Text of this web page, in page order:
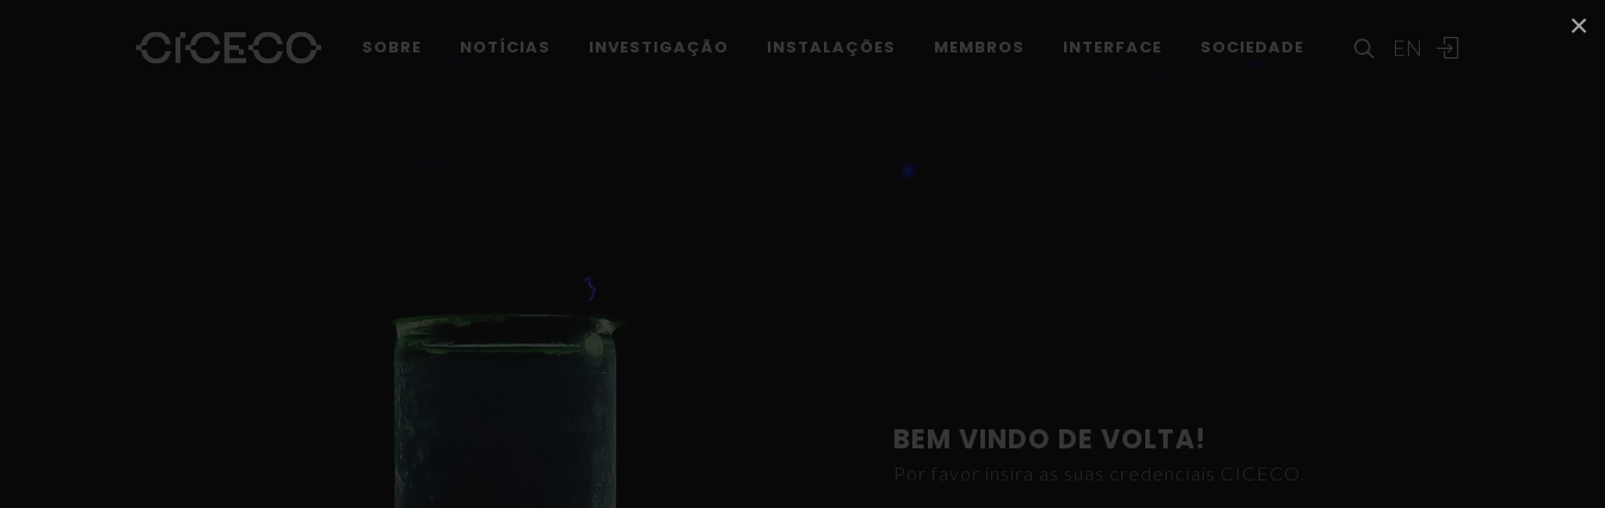
×
EN
SOBRE NOTÍCIAS INVESTIGAÇÃO INSTALAÇÕES MEMBROS INTERFACE SOCIEDADE
BEM VINDO DE VOLTA!
Por favor insira as suas credenciais CICECO.